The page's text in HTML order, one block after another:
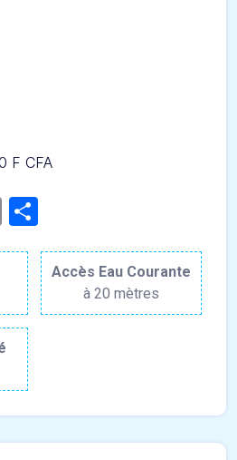
F CFA
Copy
Accès Eau Courante
à 20 mètres